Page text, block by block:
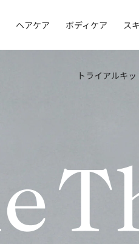
ヘアケア ボディケア ス
トライアルキッ